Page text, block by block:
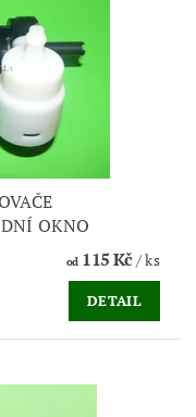
OKNO
od115 Kč/ ks
DETAIL